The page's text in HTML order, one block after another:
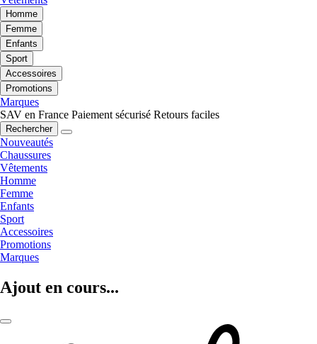
Homme
Femme
Enfants
Sport
Accessoires
Promotions
Marques
SAV en France Paiement sécurisé Retours faciles
Rechercher
Nouveautés
Chaussures
Vêtements
Homme
Femme
Enfants
Sport
Accessoires
Promotions
Marques
Ajout en cours...